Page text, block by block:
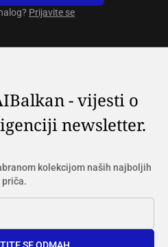
Prijavite se
- vijesti o
newsletter.
kolekcijom naših najboljih
priča.